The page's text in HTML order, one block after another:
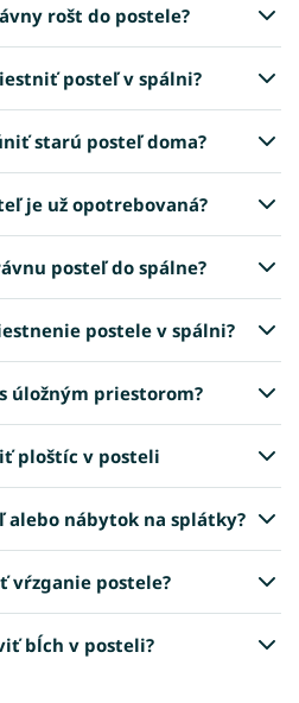
rošt do postele?
posteľ v spálni?
starú posteľ doma?
je už opotrebovaná?
posteľ do spálne?
postele v spálni?
úložným priestorom?
ploštíc v posteli
alebo nábytok na splátky?
vŕzganie postele?
bĺch v posteli?